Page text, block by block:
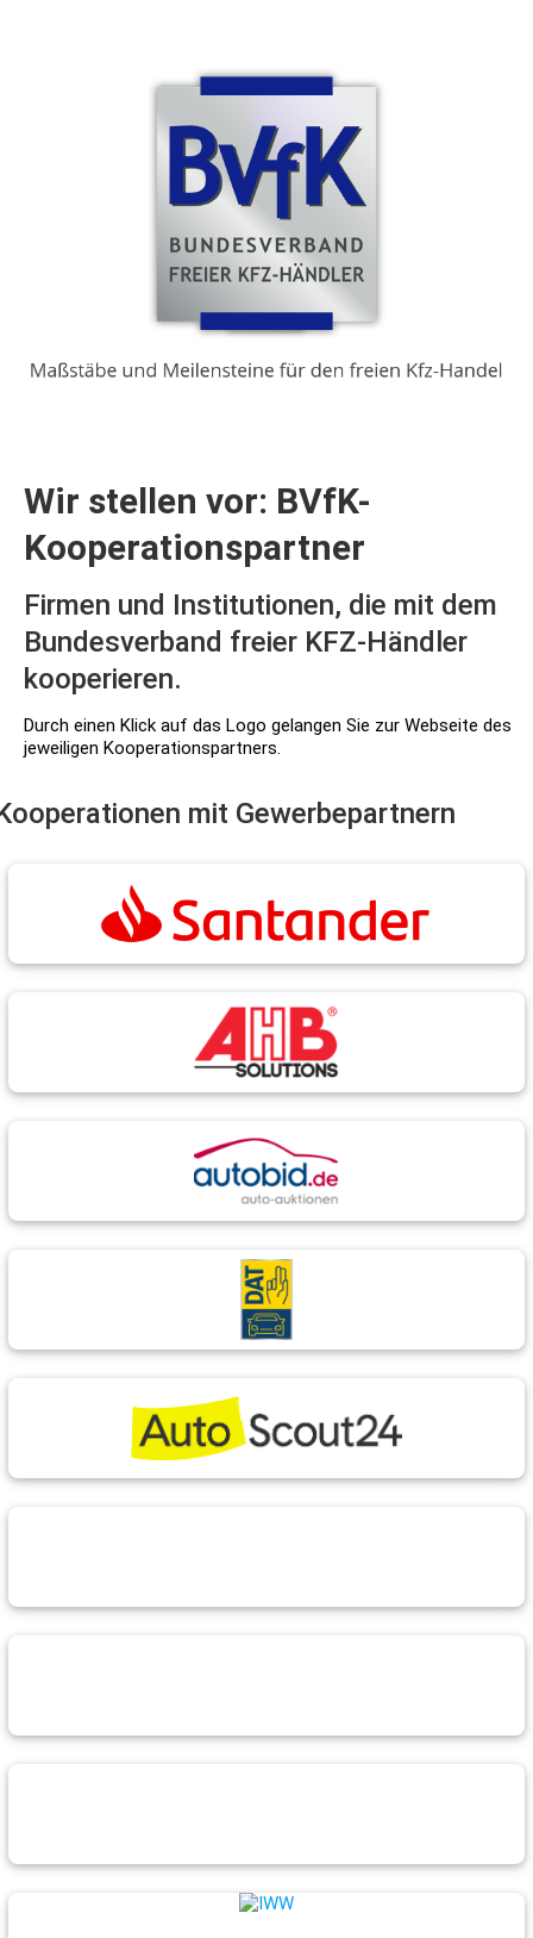
Wir stellen vor: BVfK-
Kooperationspartner
Firmen und Institutionen, die mit dem
Bundesverband freier KFZ-Händler
kooperieren.
Durch einen Klick auf das Logo gelangen Sie zur Webseite des
jeweiligen Kooperationspartners.
mit Gewerbepartnern